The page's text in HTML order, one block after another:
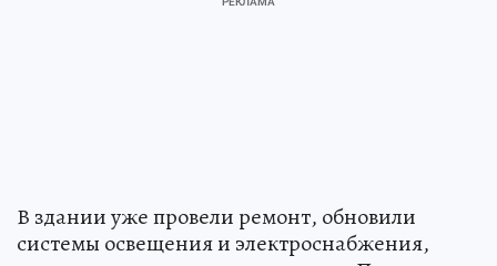
В здании уже провели ремонт, обновили
системы освещения и электроснабжения,